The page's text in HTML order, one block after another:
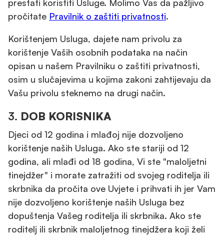
prestati koristiti Usluge. Molimo Vas da pažljivo
pročitate Pravilnik o zaštiti privatnosti.
Korištenjem Usluga, dajete nam privolu za
korištenje Vaših osobnih podataka na način
opisan u našem Pravilniku o zaštiti privatnosti,
osim u slučajevima u kojima zakoni zahtijevaju da
Vašu privolu steknemo na drugi način.
3. DOB KORISNIKA
Djeci od 12 godina i mlađoj nije dozvoljeno
korištenje naših Usluga. Ako ste stariji od 12
godina, ali mlađi od 18 godina, Vi ste "maloljetni
tinejdžer" i morate zatražiti od svojeg roditelja ili
skrbnika da pročita ove Uvjete i prihvati ih jer Vam
nije dozvoljeno korištenje naših Usluga bez
dopuštenja Vašeg roditelja ili skrbnika. Ako ste
roditelj ili skrbnik maloljetnog tinejdžera koji želi